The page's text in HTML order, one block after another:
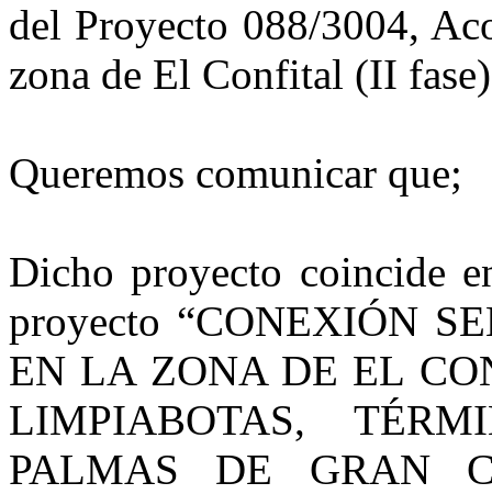
del Proyecto 088/3004,
zona de El Confital (II
Queremos comunicar que;
Dicho proyecto coincide
proyecto “CONEXIÓN
EN LA ZONA DE EL
LIMPIABOTAS,
PALMAS DE GRAN